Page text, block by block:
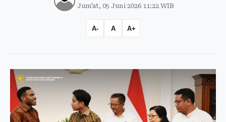
Jum'at, 05 Juni 2026 11:22 WIB
A- A A+